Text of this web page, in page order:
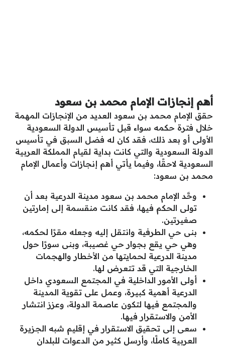
أهم إنجازات الإمام محمد بن سعود
حقق الإمام محمد بن سعود العديد من الإنجازات المهمة
خلال فترة حكمه سواء قبل تأسيس الدولة السعودية
الأولى أو بعد ذلك، فقد كان له فضل السبق في تأسيس
الدولة السعودية والتي كانت بداية لقيام المملكة العربية
السعودية لاحقًا، وفيما يأتي أهم إنجازات وأعمال الإمام
محمد بن سعود:
وحَّد الإمام محمد بن سعود مدينة الدرعية بعد أن
تولى الحكم فيها، فقد كانت منقسمة إلى إمارتين
صغيرتين.
بنى حي الطرفية وانتقل إليه وجعله مقرًا لحكمه،
وهي حي يقع بجوار حي غصيبة، وبنى سورًا حول
مدينة الدرعية لحمايتها من الأخطار والهجمات
الخارجية التي قد تتعرض لها.
أولى الأمور الداخلية في المجتمع السعودي داخل
الدرعية أهمية كبيرة، وعمل على تقوية المدينة
والمجتمع فيها لتكون عاصمة الدولة، وعزز انتشار
الأمن والاستقرار فيها.
سعى إلى تحقيق الاستقرار في إقليم شبه الجزيرة
العربية كاملًا، وأرسل كثير من الدعوات للبلدان